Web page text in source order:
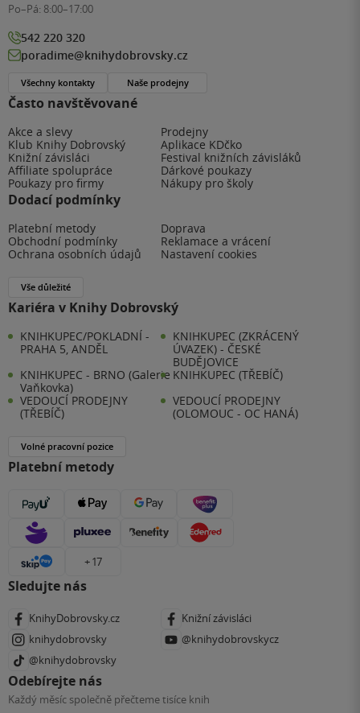
Často navštěvované
Akce a slevy
Prodejny
Klub Knihy Dobrovský
Aplikace KDčko
Knižní závisláci
Festival knižních závisláků
Affiliate spolupráce
Dárkové poukazy
Poukazy pro firmy
Nákupy pro školy
Dodací podmínky
Platební metody
Doprava
Obchodní podmínky
Reklamace a vrácení
Ochrana osobních údajů
Nastavení cookies
Vše důležité
Kariéra v Knihy Dobrovský
KNIHKUPEC/POKLADNÍ -
PRAHA 5, ANDĚL
KNIHKUPEC (ZKRÁCENÝ
ÚVAZEK) - ČESKÉ
BUDĚJOVICE
KNIHKUPEC - BRNO (Galerie
Vaňkovka)
KNIHKUPEC (TŘEBÍČ)
VEDOUCÍ PRODEJNY
(TŘEBÍČ)
VEDOUCÍ PRODEJNY
(OLOMOUC - OC HANÁ)
Volné pracovní pozice
Platební metody
+ 17
Sledujte nás
KnihyDobrovsky.cz
Knižní závisláci
knihydobrovsky
@knihydobrovskycz
@knihydobrovsky
Odebírejte nás
Každý měsíc společně přečteme tisíce knih
Po–Pá: 8:00–17:00
542 220 320
poradime@knihydobrovsky.cz
Všechny kontakty Naše prodejny